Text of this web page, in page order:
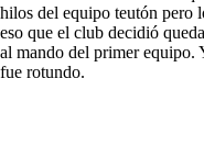
hilos del equipo teutón pero
eso que el club decidió
al mando del primer equipo.
fue rotundo.